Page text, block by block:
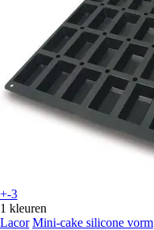
+-3
1 kleuren
Lacor Mini-cake silicone vorm